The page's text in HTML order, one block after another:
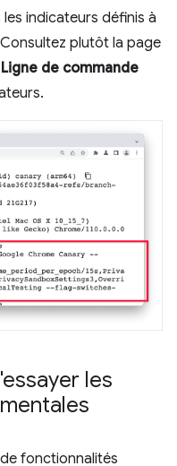
indicateurs définis à
plutôt la page
Ligne de commande
les
fonctionnalités